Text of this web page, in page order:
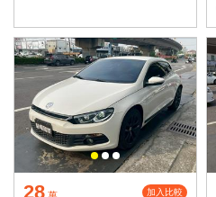
28 加入比較